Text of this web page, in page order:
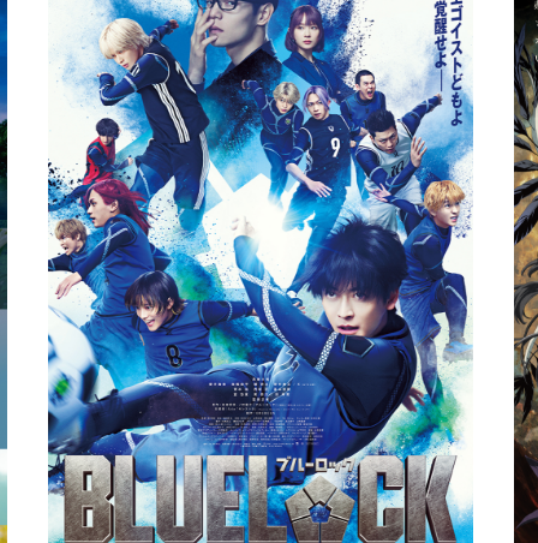
いります。
個人情報等の第三者提供について
「個人情報の保護に関する法律」その
他の法令に定める場合を除き、個人情
報等をあらかじめお客様の同意を得る
ことなく第三者に提供することはあり
ません。
個人情報等の共同利用について
利用目的の達成のために個人情報等を
有限会社トリアスマネジメントが利用
いたします。
個人情報等の業務委託先への提供
について